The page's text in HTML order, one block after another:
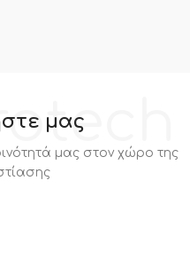
μας
μας στον χώρο της